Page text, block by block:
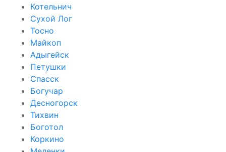
Котельнич
Сухой Лог
Тосно
Майкоп
Адыгейск
Петушки
Спасск
Богучар
Десногорск
Тихвин
Боготол
Коркино